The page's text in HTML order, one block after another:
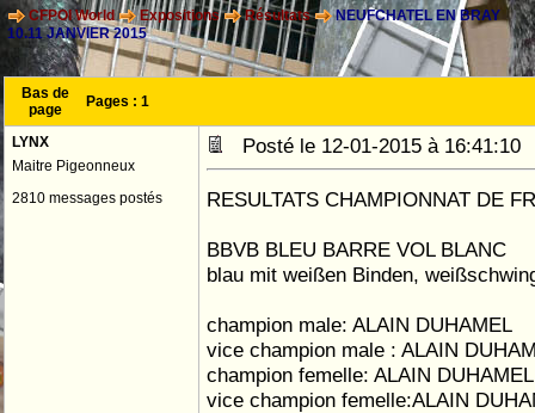
CFPOI World Expositions Résultats
NEUFCHATEL EN BRAY
10.11 JANVIER 2015
Bas de
page
Pages : 1
LYNX
Maitre Pigeonneux
2810 messages postés
Posté le 12-01-2015 à
RESULTATS CHAMPIONNAT DE
BBVB BLEU BARRE VOL BLANC
blau mit weißen Binden,
champion male: ALAIN DUHAMEL
vice champion male : ALAIN
champion femelle: ALAIN DUHAMEL
vice champion femelle:ALAIN